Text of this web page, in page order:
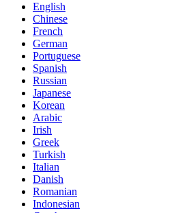
English
Chinese
French
German
Portuguese
Spanish
Russian
Japanese
Korean
Arabic
Irish
Greek
Turkish
Italian
Danish
Romanian
Indonesian